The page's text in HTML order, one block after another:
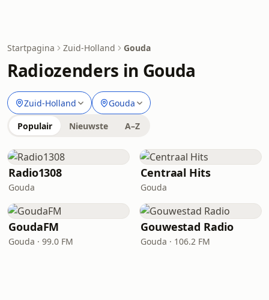
Startpagina Zuid-Holland Gouda
Radiozenders in Gouda
Zuid-Holland Gouda
Populair Nieuwste A–Z
Radio1308
Gouda
Centraal Hits
Gouda
GoudaFM
Gouda · 99.0 FM
Gouwestad Radio
Gouda · 106.2 FM